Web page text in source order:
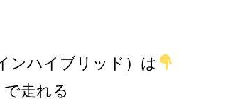
ンハイブリッド）は
で走れる